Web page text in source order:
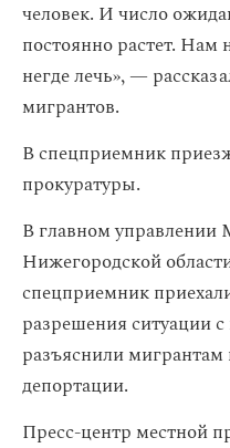
человек. И число
постоянно растет. Нам
негде лечь», —
мигрантов.
В спецприемник
прокуратуры.
В главном
Нижегородской
спецприемник
разрешения ситуации
разъяснили
депортации.
Пресс-центр местной